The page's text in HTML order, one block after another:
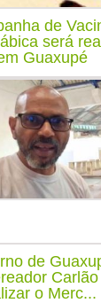
de
será
Guaxupé
de
o Merc...